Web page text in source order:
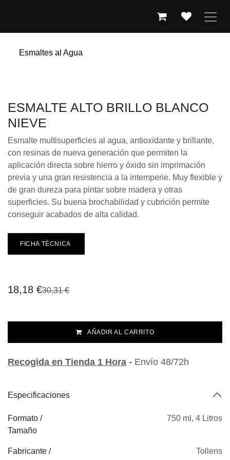
Esmaltes al Agua
ESMALTE ALTO BRILLO BLANCO
NIEVE
Esmalte multisuperficies al agua, antioxidante y brillante,
con resinas de nueva generación que permiten la
aplicación directa sobre hierro y óxido sin imprimación
previa y una gran resistencia a la intemperie. Muy flexible y
de gran dureza para pintar sobre madera y otras
superficies. Su buena brochabilidad y cubrición permite
conseguir acabados de alta calidad.
FICHA TÉCNICA
18,18 €30,31€
AÑADIR AL CARRITO
Recogida en Tienda 1 Hora - Envío 48/72h
Especificaciones
Formato /
Tamaño
750 ml , 4 Litros
Fabricante /
Tollens